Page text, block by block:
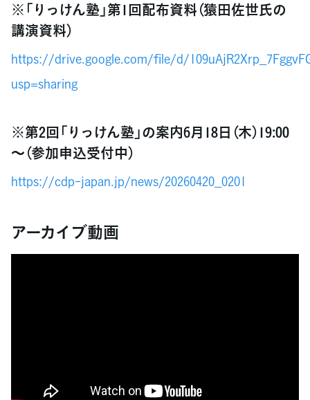
※「りっけん塾」第1回配布資料（猿田佐世氏の
講演資料）
https://drive.google.com/file/d/
usp=sharing
※第2回「りっけん塾」の案内6月18日（木）19:00
～（参加申込受付中）
https://cdp-japan.jp/news/20260420_0201
アーカイブ動画